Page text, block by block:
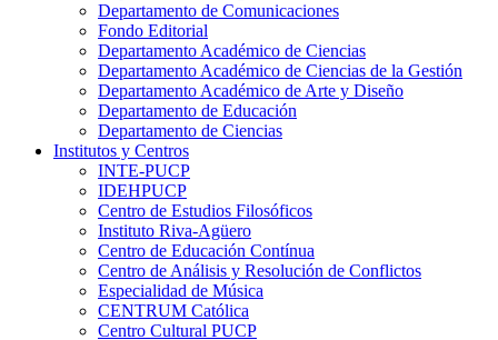
Departamento de Comunicaciones
Fondo Editorial
Departamento Académico de Ciencias
Departamento Académico de Ciencias de la Gestión
Departamento Académico de Arte y Diseño
Departamento de Educación
Departamento de Ciencias
Institutos y Centros
INTE-PUCP
IDEHPUCP
Centro de Estudios Filosóficos
Instituto Riva-Agüero
Centro de Educación Contínua
Centro de Análisis y Resolución de Conflictos
Especialidad de Música
CENTRUM Católica
Centro Cultural PUCP